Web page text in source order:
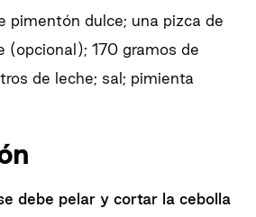
pimentón dulce; una pizca de
(opcional); 170 gramos de
de leche; sal; pimienta
debe pelar y cortar la cebolla